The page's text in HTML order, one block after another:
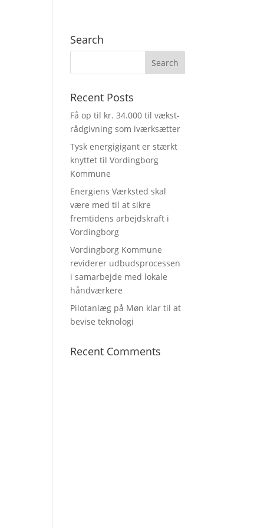
Search
Recent Posts
Få op til kr. 34.000 til vækst-
rådgivning som iværksætter
Tysk energigigant er stærkt
knyttet til Vordingborg
Kommune
Energiens Værksted skal
være med til at sikre
fremtidens arbejdskraft i
Vordingborg
Vordingborg Kommune
reviderer udbudsprocessen
i samarbejde med lokale
håndværkere
Pilotanlæg på Møn klar til at
bevise teknologi
Recent Comments